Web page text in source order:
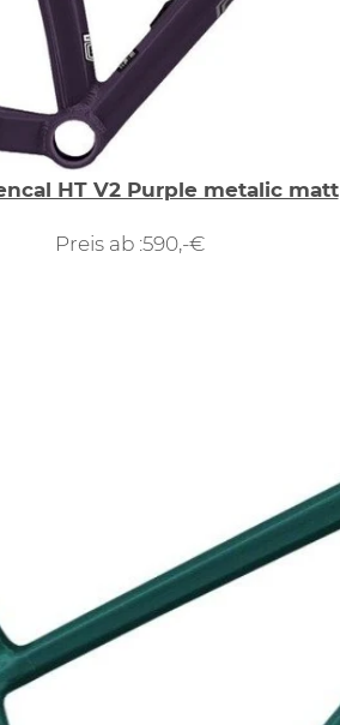
HT V2 Purple metalic matt
Preis ab :590,-€